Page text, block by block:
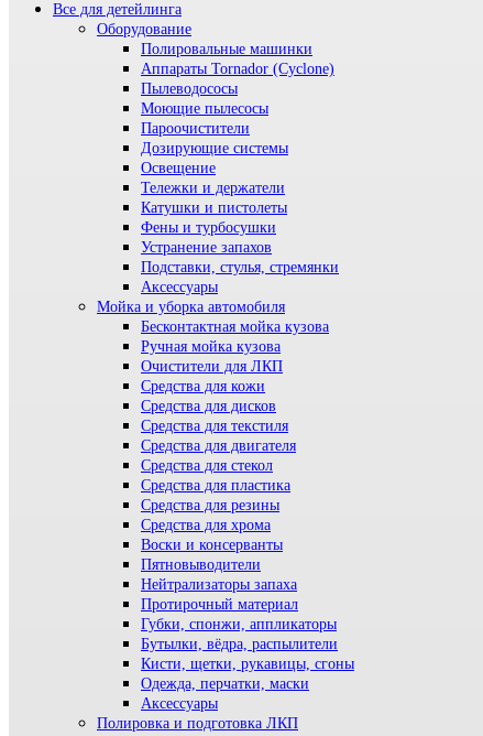
Все для детейлинга
Оборудование
Полировальные машинки
Аппараты Tornador (Cyclone)
Пылеводососы
Моющие пылесосы
Пароочистители
Дозирующие системы
Освещение
Тележки и держатели
Катушки и пистолеты
Фены и турбосушки
Устранение запахов
Подставки, стулья, стремянки
Аксессуары
Мойка и уборка автомобиля
Бесконтактная мойка кузова
Ручная мойка кузова
Очистители для ЛКП
Средства для кожи
Средства для дисков
Средства для текстиля
Средства для двигателя
Средства для стекол
Средства для пластика
Средства для резины
Средства для хрома
Воски и консерванты
Пятновыводители
Нейтрализаторы запаха
Протирочный материал
Губки, спонжи, аппликаторы
Бутылки, вёдра, распылители
Кисти, щетки, рукавицы, сгоны
Одежда, перчатки, маски
Аксессуары
Полировка и подготовка ЛКП